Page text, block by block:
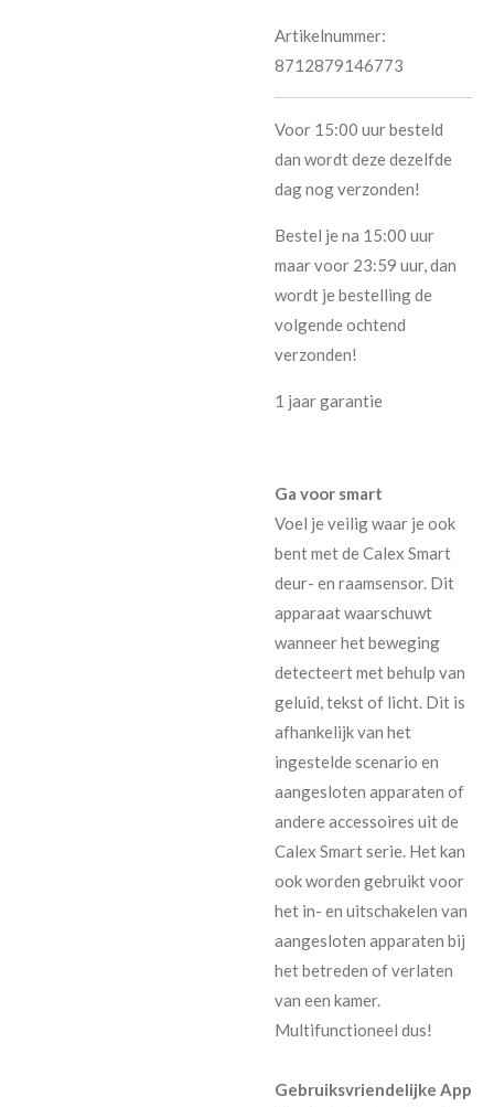
Artikelnummer:
8712879146773
Voor 15:00 uur besteld
dan wordt deze dezelfde
dag nog verzonden!
Bestel je na 15:00 uur
maar voor 23:59 uur, dan
wordt je bestelling de
volgende ochtend
verzonden!
1 jaar garantie
Ga voor smart
Voel je veilig waar je ook
bent met de Calex Smart
deur- en raamsensor. Dit
apparaat waarschuwt
wanneer het beweging
detecteert met behulp van
geluid, tekst of licht. Dit is
afhankelijk van het
ingestelde scenario en
aangesloten apparaten of
andere accessoires uit de
Calex Smart serie. Het kan
ook worden gebruikt voor
het in- en uitschakelen van
aangesloten apparaten bij
het betreden of verlaten
van een kamer.
Multifunctioneel dus!
Gebruiksvriendelijke App